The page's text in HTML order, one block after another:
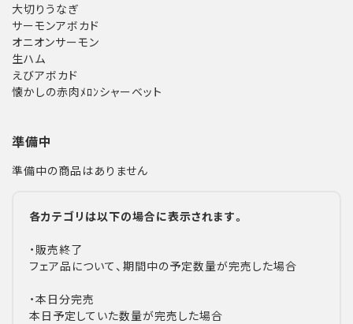
大切りうなぎ
サーモンアボカド
オニオンサーモン
生ハム
えびアボカド
懐かしの赤肉ﾒﾛﾝシャーベット
準備中
準備中の商品はありません
各カテゴリは以下の場合に表示されます。
・販売終了
フェア品について、期間中の予定数量が完売した場合
・本日分完売
本日予定していた数量が完売した場合